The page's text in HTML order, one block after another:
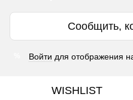
Сообщить,
Войти для отображения
WISHLIST